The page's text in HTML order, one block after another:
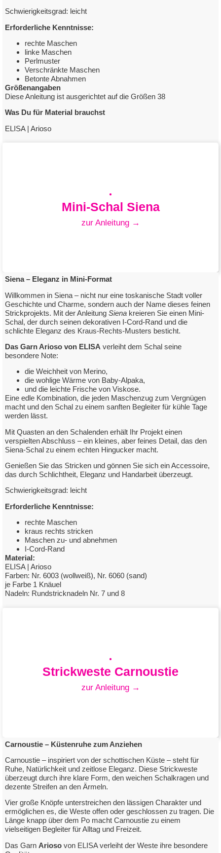
Schwierigkeitsgrad: leicht
Erforderliche Kenntnisse:
rechte Maschen
linke Maschen
Perlmuster
Verschränkte Maschen
Betonte Abnahmen
Größenangaben
Diese Anleitung ist ausgerichtet auf die Größen 38
Was Du für Material brauchst
ELISA | Arioso
Mini-Schal Siena
zur Anleitung →
Mini-Schal Siena
mit Elisa Arioso
Siena – Eleganz in Mini-Format
Willkommen in Siena – nicht nur eine toskanische Stadt voller
Geschichte und Charme, sondern auch der Name dieses feinen
Strickprojekts. Mit der Anleitung Siena kreieren Sie einen Mini-
Schal, der durch seinen dekorativen I-Cord-Rand und die
schlichte Eleganz des Kraus-Rechts-Musters besticht.
Das Garn Arioso von ELISA verleiht dem Schal seine
besondere Note:
die Weichheit von Merino,
die wohlige Wärme von Baby-Alpaka,
und die leichte Frische von Viskose.
Eine edle Kombination, die jeden Maschenzug zum Vergnügen
macht und den Schal zu einem sanften Begleiter für kühle Tage
werden lässt.
Mit Quasten an den Schalenden erhält Ihr Projekt einen
verspielten Abschluss – ein kleines, aber feines Detail, das den
Siena-Schal zu einem echten Hingucker macht.
Genießen Sie das Stricken und gönnen Sie sich ein Accessoire,
das durch Schlichtheit, Eleganz und Handarbeit überzeugt.
Schwierigkeitsgrad: leicht
Erforderliche Kenntnisse:
rechte Maschen
kraus rechts stricken
Maschen zu- und abnehmen
I-Cord-Rand
Material:
ELISA | Arioso
Farben: Nr. 6003 (wollweiß), Nr. 6060 (sand)
je Farbe 1 Knäuel
Nadeln: Rundstricknadeln Nr. 7 und 8
Strickweste Carnoustie
zur Anleitung →
Strickweste Carnoustie
zum Downloadlink
Carnoustie – Küstenruhe zum Anziehen
Carnoustie – inspiriert von der schottischen Küste – steht für
Ruhe, Natürlichkeit und zeitlose Eleganz. Diese Strickweste
überzeugt durch ihre klare Form, den weichen Schalkragen und
dezente Streifen an den Ärmeln.
Vier große Knöpfe unterstreichen den lässigen Charakter und
ermöglichen es, die Weste offen oder geschlossen zu tragen. Die
Länge knapp über dem Po macht Carnoustie zu einem
vielseitigen Begleiter für Alltag und Freizeit.
Das Garn Arioso von ELISA verleiht der Weste ihre besondere